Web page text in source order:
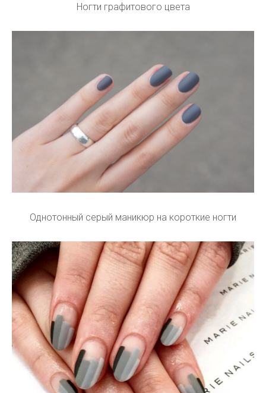
Ногти графитового цвета
Однотонный серый маникюр на короткие ногти